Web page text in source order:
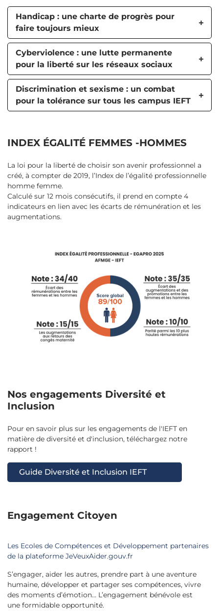
Handicap : une charte de progrès pour
faire toujours mieux
Cyberviolence : une lutte permanente
pour la liberté sur les réseaux sociaux
Discrimination et sexisme : un combat
pour la tolérance sur tous les campus IEFT
INDEX ÉGALITÉ FEMMES -HOMMES
La loi pour la liberté de choisir son avenir professionnel a
créé, à compter de 2019, l’Index de l’égalité professionnelle
homme femme.
Calculé sur 12 mois consécutifs, il prend en compte 4
indicateurs en lien avec les écarts de rémunération et les
augmentations.
Nos engagements Diversité et
Inclusion
Pour en savoir plus sur les engagements de l'IEFT en
matière de diversité et d'inclusion, téléchargez notre
rapport !
Guide Diversité et Inclusion IEFT
Engagement Citoyen
Les Ecoles de Compétences et Développement partenaires
de la plateforme JeVeuxAider.gouv.fr
S’engager, aider les autres, prendre part à une aventure
humaine, développer et partager ses compétences, vivre
des moments d’émotion… L’engagement bénévole est
une formidable opportunité.